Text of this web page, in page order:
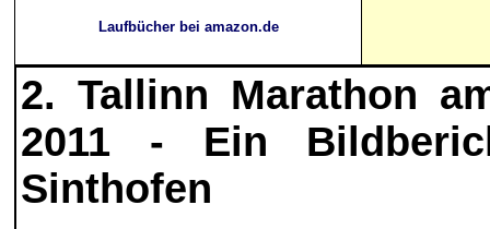
Laufbücher bei amazon.de
2. Tallinn Marathon
2011 - Ein
Sinthofen